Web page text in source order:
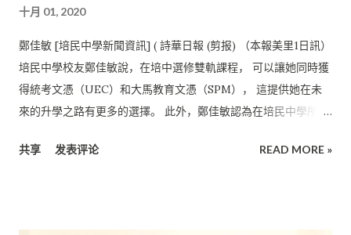
繁重的。 再加上由於疫情的影響， 大學年終的考試成績都以課業
來評估和計算分數。她指出， 在課業高峰期的那一個月，每個星
期都會有一個即將截止的課業。 王瑞晶表示那一段時間真的非常
忙碌，課業一個接著一個， 周而復始地一直在完成課業。“ 這讓
我想起以前在學校每個星期都有不同科目的評測。 以前都是這樣
慌張。” 她慶幸自己在中學時期就已經習慣了這麼繁忙的生活，
十月 01, 2020
鄭佳敏 [培民中學新聞資訊] ( 詩華日報 (剪报) （本報美里1日訊）
培民中學校友鄭佳敏說，在培中選修雙軌課程， 可以讓她同時獲
得統考文憑（UEC）和大馬教育文憑（SPM）， 這提供她在未
來的升學之路有更多的選擇。 此外，鄭佳敏認為在培民中學所學
課。 這些基礎知識使得鄭佳敏在應付目前大學的科目時，能更容
共享 发表评论 READ MORE »